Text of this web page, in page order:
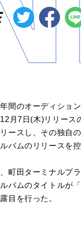
間のオーディショ
月7日(木)リリース
ースし、その独自
バムのリリースを控
町田ターミナルプ
バムのタイトルが
目を行った。